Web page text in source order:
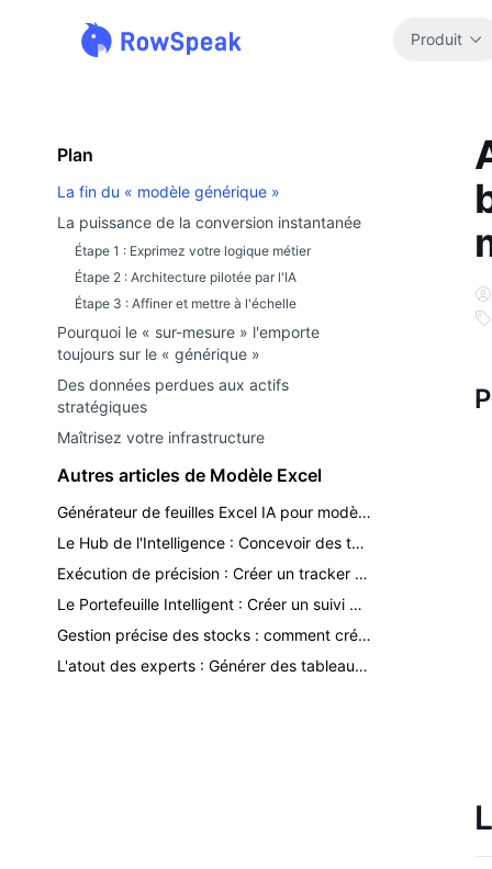
Produit
Plan
La fin du « modèle générique »
La puissance de la conversion instantanée
Étape 1 : Exprimez votre logique métier
Étape 2 : Architecture pilotée par l'IA
Étape 3 : Affiner et mettre à l'échelle
Pourquoi le « sur-mesure » l'emporte
toujours sur le « générique »
Des données perdues aux actifs
stratégiques
Maîtrisez votre infrastructure
Autres articles de Modèle Excel
Générateur de feuilles Excel IA pour modèles d'inventaire, de ventes et de finance
Le Hub de l'Intelligence : Concevoir des tableaux de bord KPI multi-feuilles avec l'IA
Exécution de précision : Créer un tracker de projet intelligent & une liste des retards avec l'IA
Le Portefeuille Intelligent : Créer un suivi budgétaire prédictif avec l'IA
Gestion précise des stocks : comment créer un système d'inventaire automatisé avec l'IA
L'atout des experts : Générer des tableaux de bord de projet d'élite avec l'IA